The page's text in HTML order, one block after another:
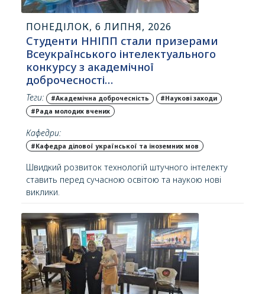
ПОНЕДІЛОК, 6 ЛИПНЯ, 2026
Студенти ННІПП стали призерами
Всеукраїнського інтелектуального
конкурсу з академічної
доброчесності…
Теги: #Академічна доброчесність
#Наукові заходи
#Рада молодих вчених
Кафедри:
#Кафедра ділової української та іноземних мов
Швидкий розвиток технологій штучного інтелекту
ставить перед сучасною освітою та наукою нові
виклики.